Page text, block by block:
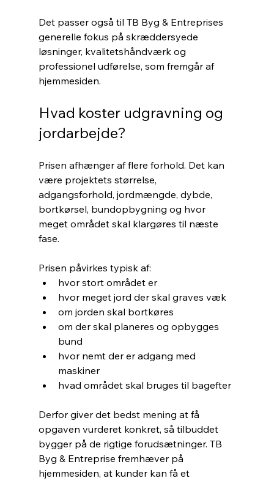
Det passer også til TB Byg & Entreprises
generelle fokus på skræddersyede
løsninger, kvalitetshåndværk og
professionel udførelse, som fremgår af
hjemmesiden.
Hvad koster udgravning og
jordarbejde?
Prisen afhænger af flere forhold. Det kan
være projektets størrelse,
adgangsforhold, jordmængde, dybde,
bortkørsel, bundopbygning og hvor
meget området skal klargøres til næste
fase.
Prisen påvirkes typisk af:
hvor stort området er
hvor meget jord der skal graves væk
om jorden skal bortkøres
om der skal planeres og opbygges
bund
hvor nemt der er adgang med
maskiner
hvad området skal bruges til bagefter
Derfor giver det bedst mening at få
opgaven vurderet konkret, så tilbuddet
bygger på de rigtige forudsætninger. TB
Byg & Entreprise fremhæver på
hjemmesiden, at kunder kan få et